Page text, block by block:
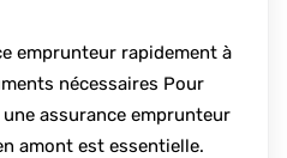
emprunteur rapidement à
nécessaires Pour
assurance emprunteur
amont est essentielle.